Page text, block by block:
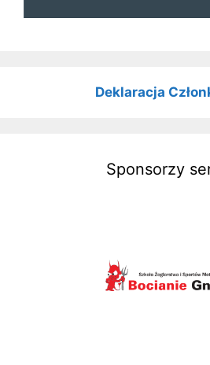
Deklaracja
Sponsorzy